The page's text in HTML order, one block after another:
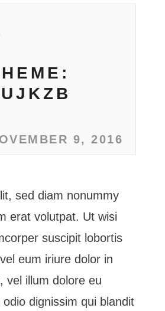
9, 2016
sed diam nonummy
erat volutpat. Ut wisi
suscipit lobortis
eum iriure dolor in
vel illum dolore eu
dignissim qui blandit